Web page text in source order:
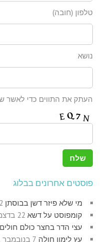
טלפון (חובה)
נושא
העתק את התווים כדי לאשר
פוסטים אחרונים בבלוג
מי שלא פיזר דשן בבוסתן 22
קומפוסט על דשא 22 בדצמבר 2021
עצי הדר בחצר כולם חולים
עץ לימון חולה 7 בנובמבר 2021